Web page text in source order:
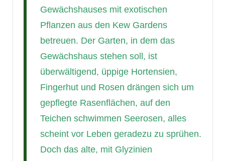
Gewächshauses mit exotischen
Pflanzen aus den Kew Gardens
betreuen. Der Garten, in dem das
Gewächshaus stehen soll, ist
überwältigend, üppige Hortensien,
Fingerhut und Rosen drängen sich um
gepflegte Rasenflächen, auf den
Teichen schwimmen Seerosen, alles
scheint vor Leben geradezu zu sprühen.
Doch das alte, mit Glyzinien